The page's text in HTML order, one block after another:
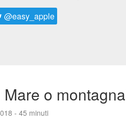
@easy_apple
o
- 45 minuti